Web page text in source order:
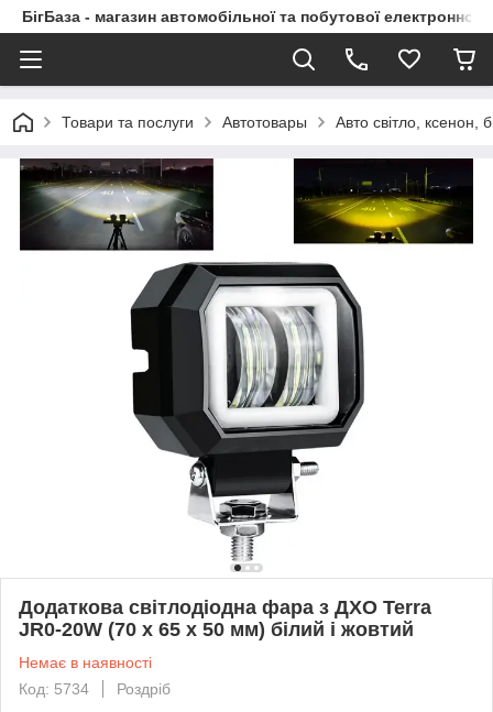
БігБаза - магазин автомобільної та побутової електронної
Товари та послуги Автотовары Авто світло, ксенон,
Додаткова світлодіодна фара з ДХО Terra
JR0-20W (70 x 65 х 50 мм) білий і жовтий
Немає в наявності
Код: 5734
Роздріб